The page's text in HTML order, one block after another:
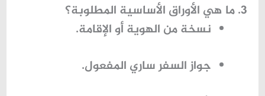
3. ما هي الأوراق الأساسية المطلوبة؟
نسخة من الهوية أو الإقامة.
جواز السفر ساري المفعول.